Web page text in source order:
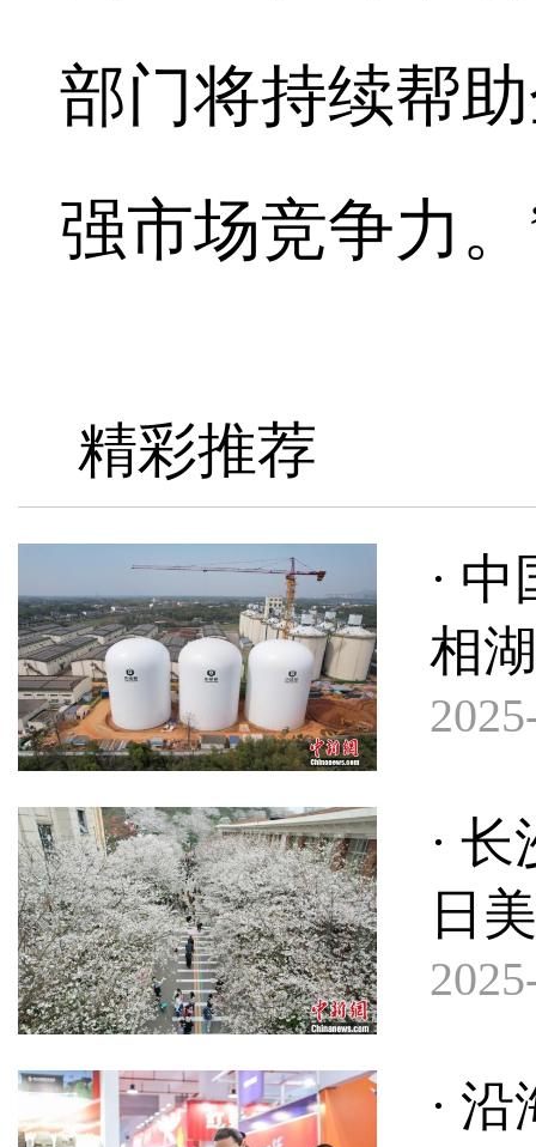
部门将持续帮
强市场竞争力
精彩推荐
·
相
·
日
·